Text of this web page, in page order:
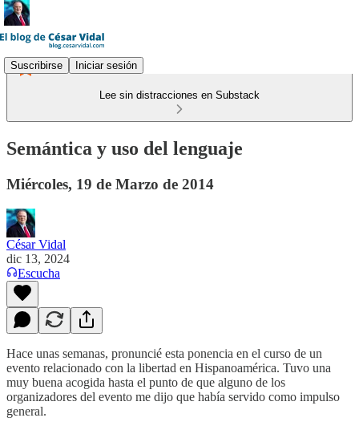
Suscribirse Iniciar sesión
Lee sin distracciones en Substack
Semántica y uso del lenguaje
Miércoles, 19 de Marzo de 2014
César Vidal
dic 13, 2024
Escucha
Hace unas semanas, pronuncié esta ponencia en el curso de un
evento relacionado con la libertad en Hispanoamérica. Tuvo una
muy buena acogida hasta el punto de que alguno de los
organizadores del evento me dijo que había servido como impulso
general.